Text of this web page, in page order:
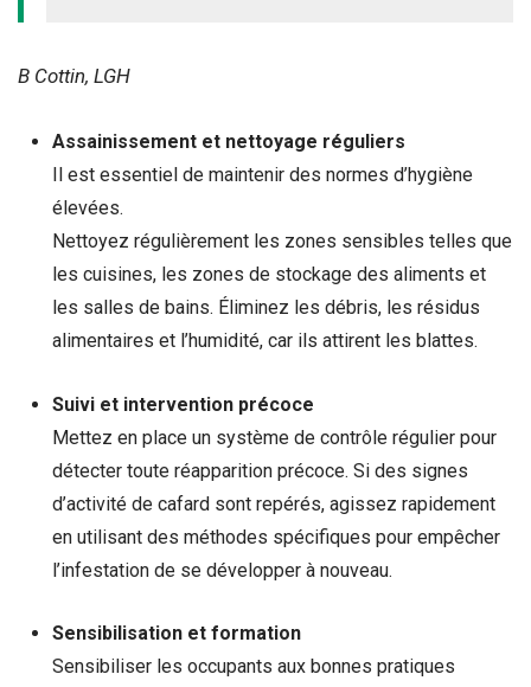
B Cottin, LGH
Assainissement et nettoyage réguliers
Il est essentiel de maintenir des normes d’hygiène
élevées.
Nettoyez régulièrement les zones sensibles telles que
les cuisines, les zones de stockage des aliments et
les salles de bains. Éliminez les débris, les résidus
alimentaires et l’humidité, car ils attirent les blattes.
Suivi et intervention précoce
Mettez en place un système de contrôle régulier pour
détecter toute réapparition précoce. Si des signes
d’activité de cafard sont repérés, agissez rapidement
en utilisant des méthodes spécifiques pour empêcher
l’infestation de se développer à nouveau.
Sensibilisation et formation
Sensibiliser les occupants aux bonnes pratiques